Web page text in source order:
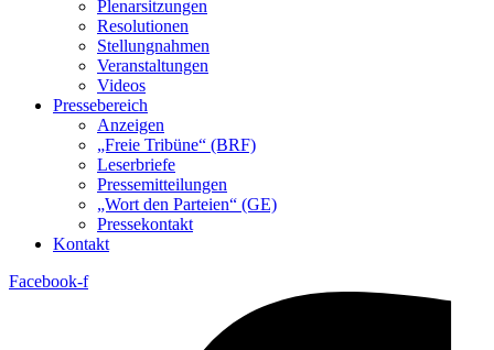
Plenarsitzungen
Resolutionen
Stellungnahmen
Veranstaltungen
Videos
Pressebereich
Anzeigen
„Freie Tribüne“ (BRF)
Leserbriefe
Pressemitteilungen
„Wort den Parteien“ (GE)
Pressekontakt
Kontakt
Facebook-f